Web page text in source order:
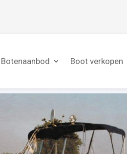
Botenaanbod Boot verkopen